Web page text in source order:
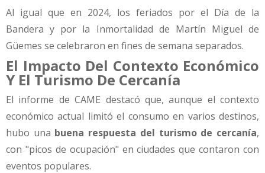
Al igual que en 2024, los feriados por el Día de la
Bandera y por la Inmortalidad de Martín Miguel de
Güemes se celebraron en fines de semana separados.
El Impacto Del Contexto Económico
Y El Turismo De Cercanía
El informe de CAME destacó que, aunque el contexto
económico actual limitó el consumo en varios destinos,
hubo una buena respuesta del turismo de cercanía,
con "picos de ocupación" en ciudades que contaron con
eventos populares.